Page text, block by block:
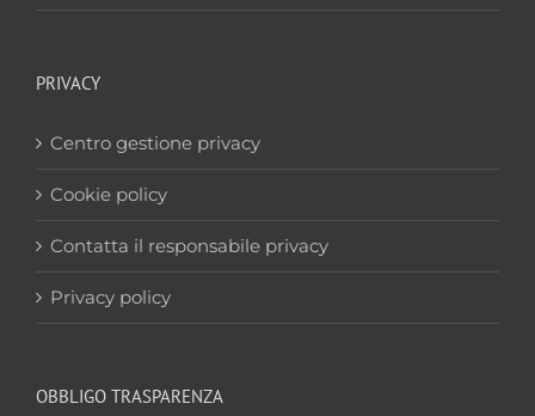
PRIVACY
Centro gestione privacy
Cookie policy
Contatta il responsabile privacy
Privacy policy
OBBLIGO TRASPARENZA